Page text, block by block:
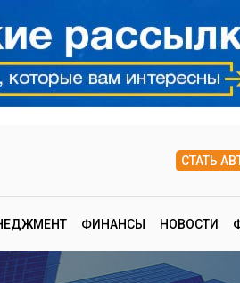
СТАТЬ
ФИНАНСЫ НОВОСТИ